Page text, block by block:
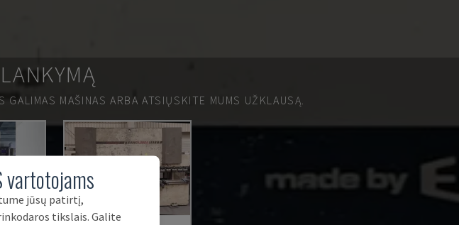
GALIMAS MAŠINAS ARBA ATSIŲSKITE MUMS UŽKLAUSĄ.
vartotojams
jūsų patirtį,
tikslais. Galite